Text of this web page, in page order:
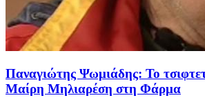
Παναγιώτης Ψωμιάδης: Το
Μαίρη Μηλιαρέση στη Φάρμα